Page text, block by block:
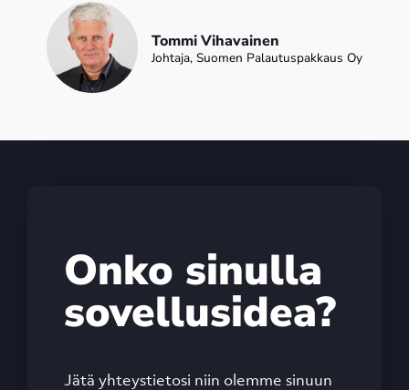
Tommi Vihavainen
Johtaja, Suomen Palautuspakkaus Oy
Onko sinulla
sovellusidea?
Jätä yhteystietosi niin olemme sinuun